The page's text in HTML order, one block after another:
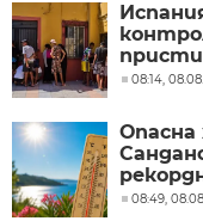
08:14,
Опасна
08:49,